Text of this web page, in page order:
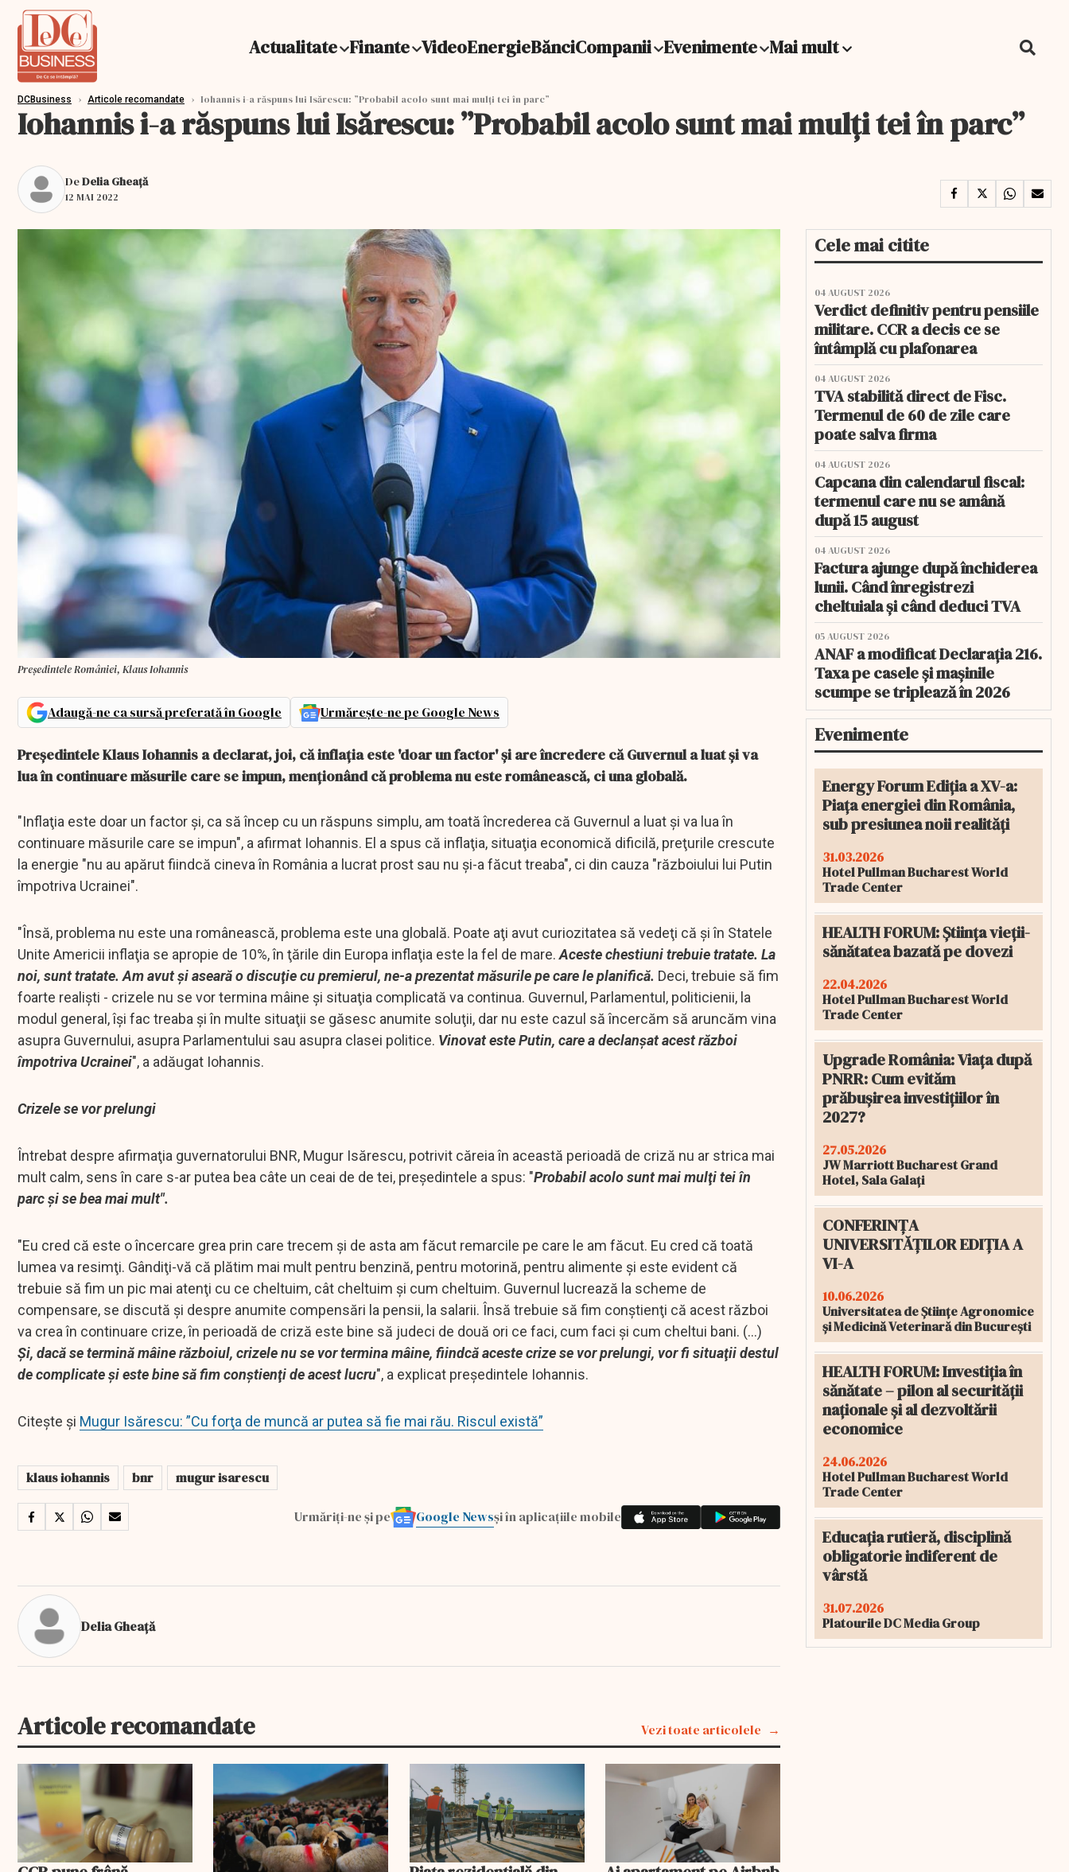
Actualitate Finante VideoEnergieBănciCompanii Evenimente Mai mult
DCBusiness › Articole recomandate › Iohannis i-a răspuns lui Isărescu: ”Probabil acolo sunt mai mulţi tei în parc”
Iohannis i-a răspuns lui Isărescu: ”Probabil acolo sunt mai mulţi tei în parc”
DeDelia Gheață
12 MAI 2022
Președintele României, Klaus Iohannis
Adaugă-ne ca sursă preferată în Google Urmărește-ne pe Google News
Preşedintele Klaus Iohannis a declarat, joi, că inflaţia este 'doar un factor' şi are încredere că Guvernul a luat şi va
lua în continuare măsurile care se impun, menţionând că problema nu este românească, ci una globală.
"Inflaţia este doar un factor şi, ca să încep cu un răspuns simplu, am toată încrederea că Guvernul a luat şi va lua în
continuare măsurile care se impun", a afirmat Iohannis. El a spus că inflaţia, situaţia economică dificilă, preţurile crescute
la energie "nu au apărut fiindcă cineva în România a lucrat prost sau nu şi-a făcut treaba", ci din cauza "războiului lui Putin
împotriva Ucrainei".
"Însă, problema nu este una românească, problema este una globală. Poate aţi avut curiozitatea să vedeţi că şi în Statele
Unite Americii inflaţia se apropie de 10%, în ţările din Europa inflaţia este la fel de mare.Aceste chestiuni trebuie tratate. La
noi, sunt tratate. Am avut şi aseară o discuţie cu premierul, ne-a prezentat măsurile pe care le planifică. Deci, trebuie să fim
foarte realişti - crizele nu se vor termina mâine şi situaţia complicată va continua. Guvernul, Parlamentul, politicienii, la
modul general, îşi fac treaba şi în multe situaţii se găsesc anumite soluţii, dar nu este cazul să încercăm să aruncăm vina
asupra Guvernului, asupra Parlamentului sau asupra clasei politice. Vinovat este Putin, care a declanşat acest război
împotriva Ucrainei", a adăugat Iohannis.
Crizele se vor prelungi
Întrebat despre afirmaţia guvernatorului BNR, Mugur Isărescu, potrivit căreia în această perioadă de criză nu ar strica mai
mult calm, sens în care s-ar putea bea câte un ceai de de tei, preşedintele a spus: "Probabil acolo sunt mai mulţi tei în
parc şi se bea mai mult".
"Eu cred că este o încercare grea prin care trecem şi de asta am făcut remarcile pe care le am făcut. Eu cred că toată
lumea va resimţi. Gândiţi-vă că plătim mai mult pentru benzină, pentru motorină, pentru alimente şi este evident că
trebuie să fim un pic mai atenţi cu ce cheltuim, cât cheltuim şi cum cheltuim. Guvernul lucrează la scheme de
compensare, se discută şi despre anumite compensări la pensii, la salarii. Însă trebuie să fim conştienţi că acest război
va crea în continuare crize, în perioadă de criză este bine să judeci de două ori ce faci, cum faci şi cum cheltui bani. (...)
Şi, dacă se termină mâine războiul, crizele nu se vor termina mâine, fiindcă aceste crize se vor prelungi, vor fi situaţii destul
de complicate şi este bine să fim conştienţi de acest lucru", a explicat preşedintele Iohannis.
Citește și Mugur Isărescu: ”Cu forţa de muncă ar putea să fie mai rău. Riscul există”
klaus iohannis bnr mugur isarescu
Urmăriți-ne și pe Google Newsși în aplicațiile mobile
Delia Gheață
Articole recomandate Vezi toate articolele
EXCLUSIV
Cele mai citite
04 AUGUST 2026
Verdict definitiv pentru pensiile
militare. CCR a decis ce se
întâmplă cu plafonarea
04 AUGUST 2026
TVA stabilită direct de Fisc.
Termenul de 60 de zile care
poate salva firma
04 AUGUST 2026
Capcana din calendarul fiscal:
termenul care nu se amână
după 15 august
04 AUGUST 2026
Factura ajunge după închiderea
lunii. Când înregistrezi
cheltuiala și când deduci TVA
05 AUGUST 2026
ANAF a modificat Declarația 216.
Taxa pe casele și mașinile
scumpe se triplează în 2026
Evenimente
Energy Forum Ediția a XV-a:
Piața energiei din România,
sub presiunea noii realități
31.03.2026
Hotel Pullman Bucharest World
Trade Center
HEALTH FORUM: Știința vieții-
sănătatea bazată pe dovezi
22.04.2026
Hotel Pullman Bucharest World
Trade Center
Upgrade România: Viața după
PNRR: Cum evităm
prăbușirea investițiilor în
2027?
27.05.2026
JW Marriott Bucharest Grand
Hotel, Sala Galați
CONFERINȚA
UNIVERSITĂȚILOR EDIȚIA A
VI-A
10.06.2026
Universitatea de Științe Agronomice
și Medicină Veterinară din București
HEALTH FORUM: Investiția în
sănătate – pilon al securității
naționale și al dezvoltării
economice
24.06.2026
Hotel Pullman Bucharest World
Trade Center
Educația rutieră, disciplină
obligatorie indiferent de
vârstă
31.07.2026
Platourile DC Media Group